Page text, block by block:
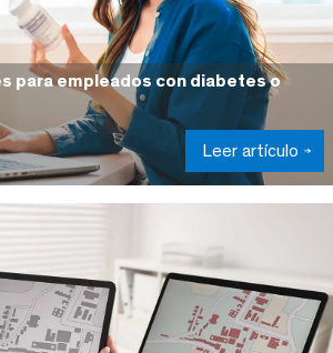
para empleados con diabetes o
Leer artículo